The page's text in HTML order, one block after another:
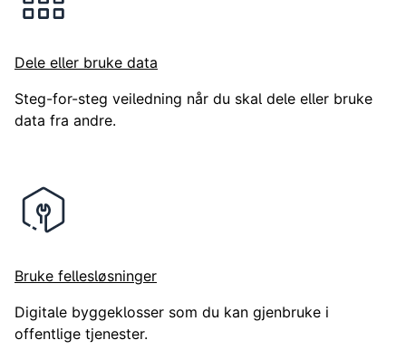
Dele eller bruke data
Steg-for-steg veiledning når du skal dele eller bruke
data fra andre.
Bruke fellesløsninger
Digitale byggeklosser som du kan gjenbruke i
offentlige tjenester.